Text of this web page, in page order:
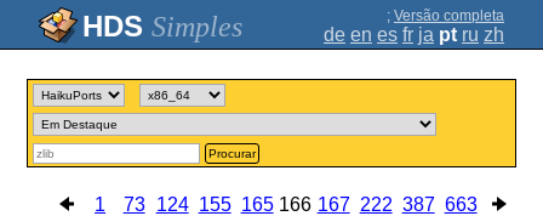
Simples ; Versão completa
de en es fr ja pt ru zh
Procurar
1 73 124 155 165 166 167 222 387 663